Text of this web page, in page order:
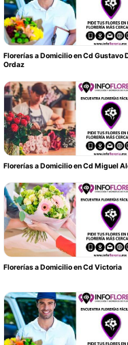
Florerías a Domicilio en Cd Gustavo
Ordaz
Florerías a Domicilio en Cd Miguel
Florerías a Domicilio en Cd Victoria